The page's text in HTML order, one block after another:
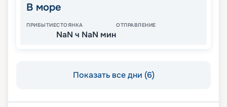
В море
ПРИБЫТИЕСТОЯНКА
NaN ч NaN мин
ОТПРАВЛЕНИЕ
Показать все дни (6)